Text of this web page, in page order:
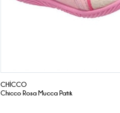
CHICCO
Chicco Rosa Mucca Patik